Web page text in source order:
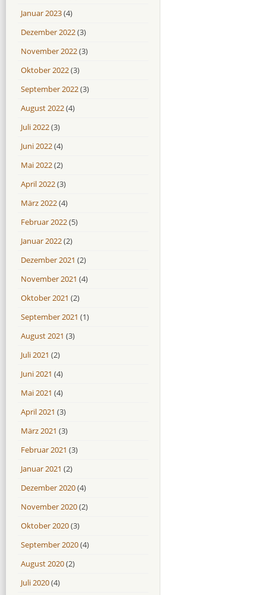
Januar 2023(4)
Dezember 2022(3)
November 2022(3)
Oktober 2022(3)
September 2022(3)
August 2022(4)
Juli 2022(3)
Juni 2022(4)
Mai 2022(2)
April 2022(3)
März 2022(4)
Februar 2022(5)
Januar 2022(2)
Dezember 2021 (2)
November 2021 (4)
Oktober 2021 (2)
September 2021 (1)
August 2021 (3)
Juli 2021 (2)
Juni 2021 (4)
Mai 2021 (4)
April 2021 (3)
März 2021 (3)
Februar 2021 (3)
Januar 2021 (2)
Dezember 2020(4)
November 2020(2)
Oktober 2020(3)
September 2020(4)
August 2020(2)
Juli 2020(4)